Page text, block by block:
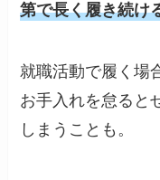
第で長く履き続け
就職活動で履く場
お手入れを怠ると
しまうことも。